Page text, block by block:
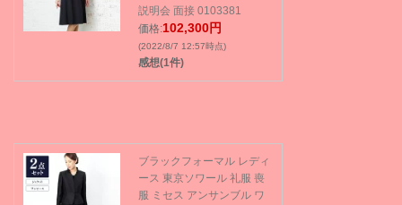
説明会 面接 0103381
価格:102,300円
(2022/8/7 12:57時点)
感想(1件)
ブラックフォーマル レディ
ース 東京ソワール 礼服 喪
服 ミセス アンサンブル ワ